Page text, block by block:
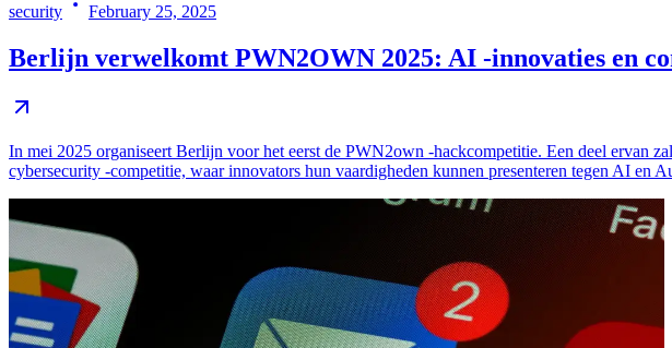
security February 25, 2025
Berlijn verwelkomt PWN2OWN 2025: AI -innovaties en
In mei 2025 organiseert Berlijn voor het eerst de PWN2own -hackcompetitie. Een deel ervan
cybersecurity -competitie, waar innovators hun vaardigheden kunnen presenteren tegen AI en